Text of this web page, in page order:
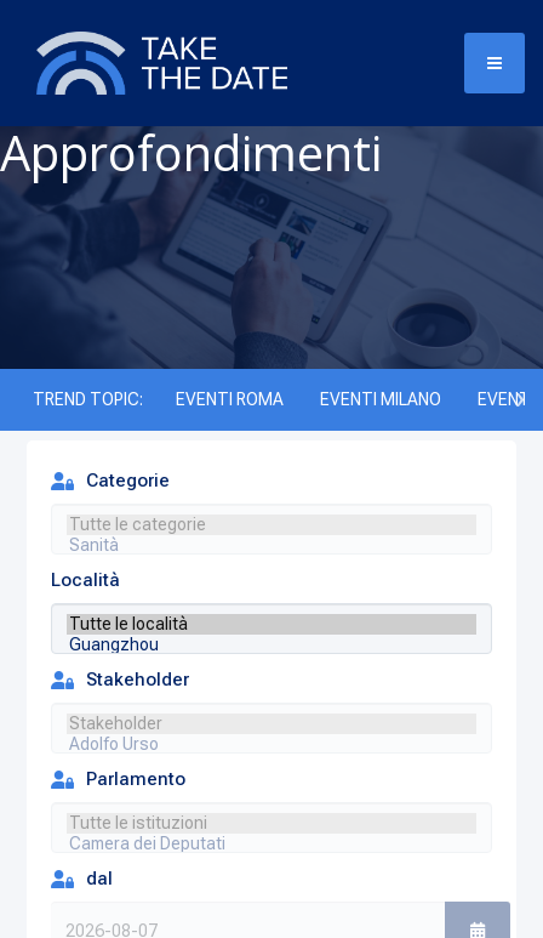
Approfondimenti
TREND TOPIC: EVENTI ROMA EVENTI MILANO EVENTI
Categorie
Località
Stakeholder
Parlamento
dal